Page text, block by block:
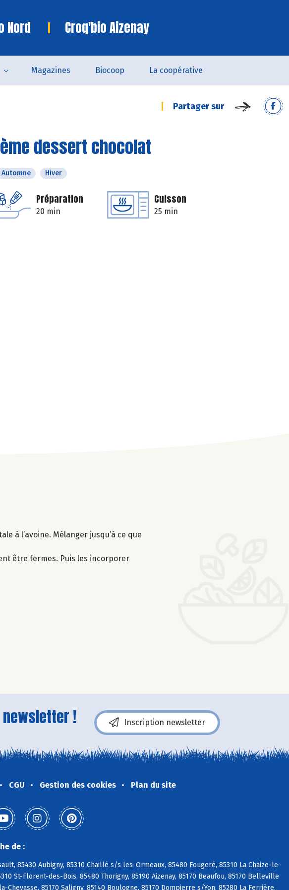
Nord Croq'bio Aizenay
Magazines Biocoop La coopérative
Partager sur
dessert chocolat
Automne Hiver
Préparation
20 min
Cuisson
25 min
à l’avoine. Mélanger jusqu’à ce que
être fermes. Puis les incorporer
! Inscription newsletter
CGU Gestion des cookies Plan du site
de :
85430 Aubigny, 85310 Chaillé s/s les-Ormeaux, 85480 Fougeré, 85310 La Chaize-le-
St-Florent-des-Bois, 85480 Thorigny, 85190 Aizenay, 85170 Beaufou, 85170 Belleville
Chevasse, 85170 Saligny, 85140 Boulogne, 85170 Dompierre s/Yon, 85280 La Ferrière,